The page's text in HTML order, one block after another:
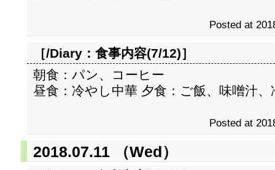
Posted at
［/Diary： 食事内容(7/12)］
朝食：パン、コーヒー
昼食：冷やし中華 夕食：ご飯、味噌汁
Posted at
2018.07.11 （Wed）